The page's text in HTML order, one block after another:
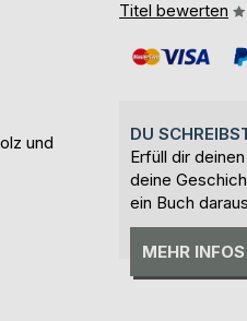
und
Titel bewerten
DU
Erfüll dir
deine
ein Buch
MEHR INFOS